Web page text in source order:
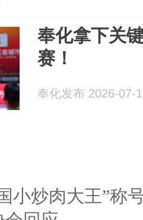
奉化拿下关
赛！
奉化发布 2026-07-
小炒肉大王”称